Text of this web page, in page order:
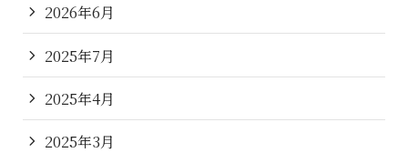
2026年6月
2025年7月
2025年4月
2025年3月